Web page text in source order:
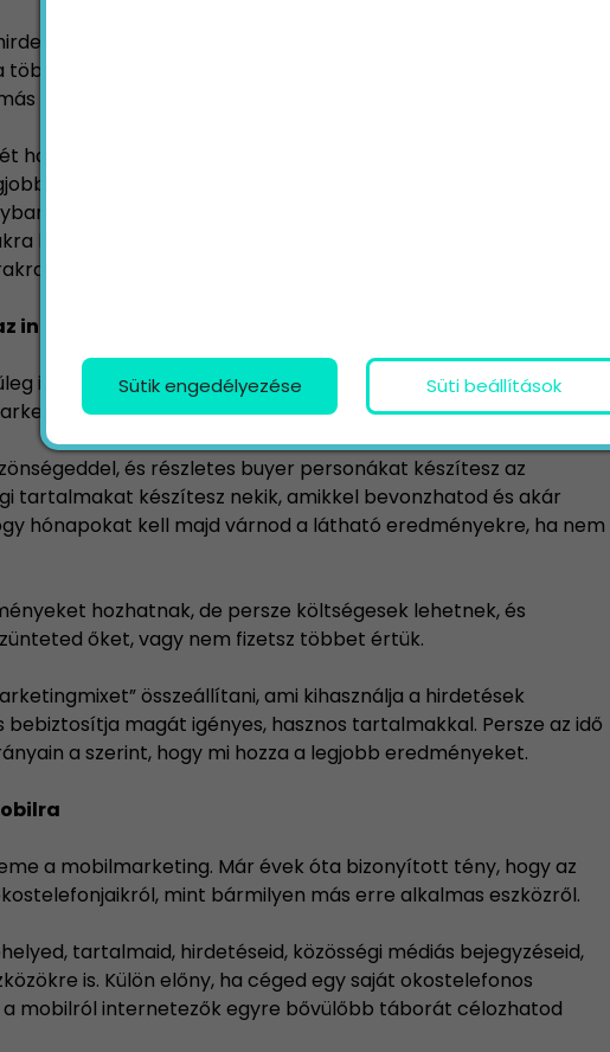
azonban ezek is csak annyi pénzbe kerülnek,
embert szeretnél elérni hirdetéseiddel, akkor nagyobb
tényezők is befolyásolják hirdetéseid hatékonyságát.
használod PPC hirdetésekhez, akkor más cégek ellen licitálsz
pozícióban jelenj meg rá, valahányszor egy felhasználó
befolyásolja, hogy mekkora verseny jellemző egy adott
kevesebbet is elég licitálni a jó helyezésekhez, azonban ha
számíthatsz.
ingyenes digitális taktikák között
ingyenes és fizetett taktikákra is szükséged lesz, hogy a
(de persze ez is a céljaidtól függ).
és részletes buyer personákat készítesz az
tartalmakat készítesz nekik, amikkel bevonzhatod és akár
hónapokat kell majd várnod a látható eredményekre, ha nem
hozhatnak, de persze költségesek lehetnek, és
őket, vagy nem fizetsz többet értük.
összeállítani, ami kihasználja a hirdetések
magát igényes, hasznos tartalmakkal. Persze az idő
a szerint, hogy mi hozza a legjobb eredményeket.
a mobilmarketing. Már évek óta bizonyított tény, hogy az
mint bármilyen más erre alkalmas eszközről.
tartalmaid, hirdetéseid, közösségi médiás bejegyzéseid,
is. Külön előny, ha céged egy saját okostelefonos
a mobilról internetezők egyre bővülőbb táborát célozhatod
Sütik engedélyezése Süti beállítások